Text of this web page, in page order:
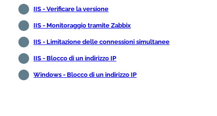
IIS - Verificare la versione
IIS - Monitoraggio tramite Zabbix
IIS - Limitazione delle connessioni simultanee
IIS - Blocco di un indirizzo IP
Windows - Blocco di un indirizzo IP